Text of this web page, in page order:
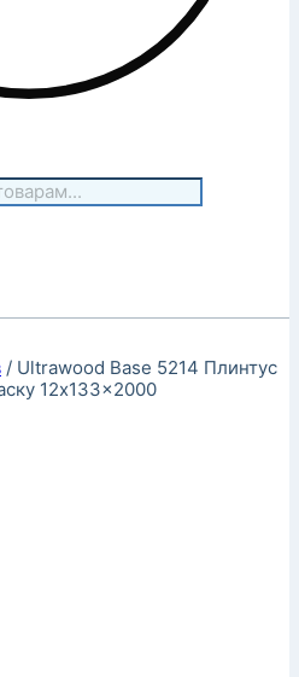
/ Ultrawood Base 5214 Плинтус
12x133x2000